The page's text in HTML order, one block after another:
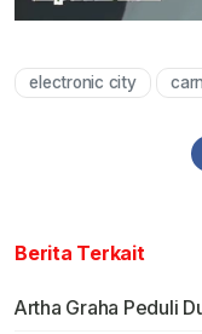
electronic city
Berita Terkait
Artha Graha Peduli